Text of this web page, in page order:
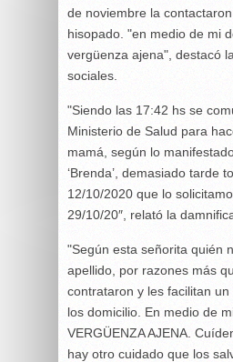
de noviembre la
hisopado. "en medio de mi
vergüenza ajena", destacó
sociales.
"Siendo las 17:42 hs se
Ministerio de Salud para
mamá, según lo
‘Brenda’, demasiado tarde
12/10/2020 que lo
29/10/20″, relató la
"Según esta señorita quién
apellido, por razones más
contrataron y les facilitan
los domicilio. En medio de
VERGÜENZA AJENA.
hay otro cuidado que los